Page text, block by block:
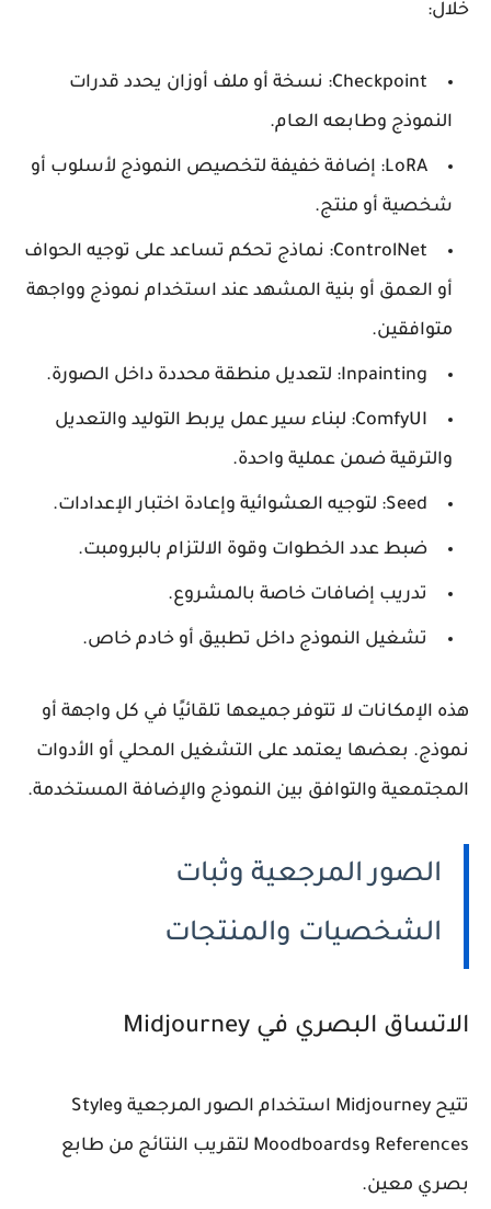
خلال:
Checkpoint:
نسخة أو ملف أوزان يحدد قدرات
النموذج وطابعه العام.
LoRA: إضافة خفيفة لتخصيص النموذج لأسلوب أو
شخصية أو منتج.
ControlNet:
نماذج تحكم تساعد على توجيه الحواف
أو العمق أو بنية المشهد عند استخدام نموذج وواجهة
متوافقين.
Inpainting: لتعديل منطقة محددة داخل الصورة.
ComfyUI: لبناء سير عمل يربط التوليد والتعديل
والترقية ضمن عملية واحدة.
Seed: لتوجيه العشوائية وإعادة اختبار الإعدادات.
ضبط عدد الخطوات وقوة الالتزام بالبرومبت.
تدريب إضافات خاصة بالمشروع.
تشغيل النموذج داخل تطبيق أو خادم خاص.
هذه الإمكانات لا تتوفر جميعها تلقائيًا في كل واجهة أو
نموذج. بعضها يعتمد على التشغيل المحلي أو الأدوات
المجتمعية والتوافق بين النموذج والإضافة المستخدمة.
الصور المرجعية وثبات
الشخصيات والمنتجات
الاتساق البصري في Midjourney
تتيح Midjourney استخدام الصور المرجعية و
Style
References وMoodboards لتقريب النتائج من طابع
بصري معين.